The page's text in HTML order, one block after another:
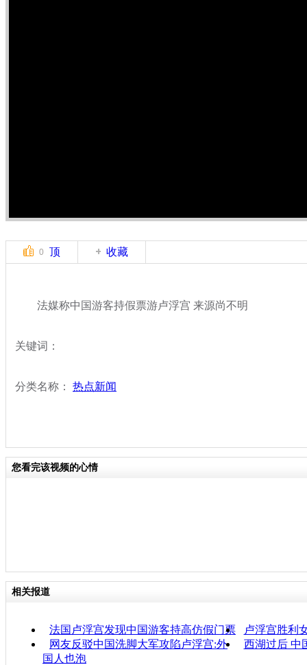
0 顶 收藏
法媒称中国游客持假票游卢浮宫 来源尚不明
关键词：
分类名称： 热点新闻
您看完该视频的心情
相关报道
法国卢浮宫发现中国游客持高仿假门票
卢浮宫胜利
网友反驳中国洗脚大军攻陷卢浮宫:外
国人也泡
西湖过后 中